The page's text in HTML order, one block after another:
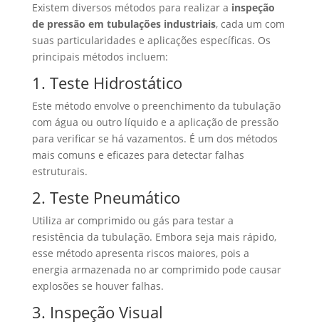
Existem diversos métodos para realizar a inspeção
de pressão em tubulações industriais, cada um com
suas particularidades e aplicações específicas. Os
principais métodos incluem:
1. Teste Hidrostático
Este método envolve o preenchimento da tubulação
com água ou outro líquido e a aplicação de pressão
para verificar se há vazamentos. É um dos métodos
mais comuns e eficazes para detectar falhas
estruturais.
2. Teste Pneumático
Utiliza ar comprimido ou gás para testar a
resistência da tubulação. Embora seja mais rápido,
esse método apresenta riscos maiores, pois a
energia armazenada no ar comprimido pode causar
explosões se houver falhas.
3. Inspeção Visual